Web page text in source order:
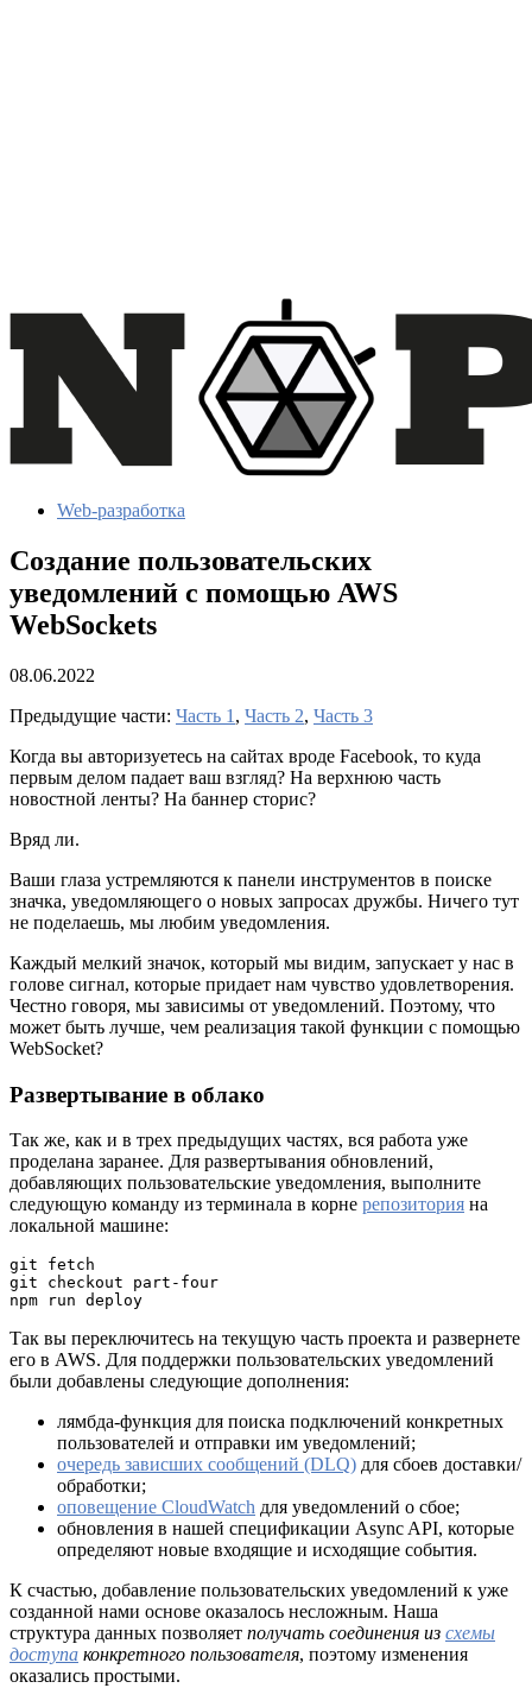
Web-разработка
Создание пользовательских
уведомлений с помощью AWS
WebSockets
08.06.2022
Предыдущие части: Часть 1 , Часть 2, Часть 3
Когда вы авторизуетесь на сайтах вроде Facebook, то куда
первым делом падает ваш взгляд? На верхнюю часть
новостной ленты? На баннер сторис?
Вряд ли.
Ваши глаза устремляются к панели инструментов в поиске
значка, уведомляющего о новых запросах дружбы. Ничего тут
не поделаешь, мы любим уведомления.
Каждый мелкий значок, который мы видим, запускает у нас в
голове сигнал, которые придает нам чувство удовлетворения.
Честно говоря, мы зависимы от уведомлений. Поэтому, что
может быть лучше, чем реализация такой функции с помощью
WebSocket?
Развертывание в облако
Так же, как и в трех предыдущих частях, вся работа уже
проделана заранее. Для развертывания обновлений,
добавляющих пользовательские уведомления, выполните
следующую команду из терминала в корне репозитория на
локальной машине:
git fetch
git checkout part-four
npm run deploy
Так вы переключитесь на текущую часть проекта и развернете
его в AWS. Для поддержки пользовательских уведомлений
были добавлены следующие дополнения:
лямбда-функция для поиска подключений конкретных
пользователей и отправки им уведомлений;
очередь зависших сообщений (DLQ) для сбоев доставки/
обработки;
оповещение CloudWatch для уведомлений о сбое;
обновления в нашей спецификации Async API, которые
определяют новые входящие и исходящие события.
К счастью, добавление пользовательских уведомлений к уже
созданной нами основе оказалось несложным. Наша
структура данных позволяет получать соединения из схемы
доступа конкретного пользователя, поэтому изменения
оказались простыми.